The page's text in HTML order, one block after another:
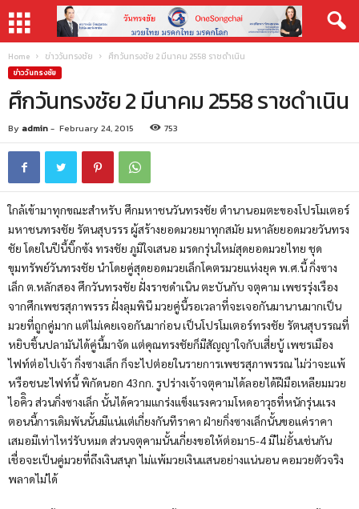
Home ข่าววันทรงชัย ศึกวันทรงชัย 2 มีนาคม 2558 ราชดำเนิน
ข่าววันทรงชัย
ศึกวันทรงชัย 2 มีนาคม 2558 ราชดำเนิน
By admin- February 24, 2015 753
ใกล้เข้ามาทุกขณะสำหรับ ศึกมหาชนวันทรงชัย ตำนานอมตะของโปรโมเตอร์
มหาชนทรงชัย รัตนสุบรรร ผู้สร้างยอดมวยมาทุกสมัย มหาลัยยอดมวยวันทรง
ชัย โดยในปีนี้บิ๊กซ้ง ทรงชัย ภูมิใจเสนอ มรดกรุ่นใหม่สุดยอดมวยไทย ชุด
ขุมทรัพย์วันทรงชัย นำโดยคู่สุดยอดมวยเล็กโคตรมวยแห่งยุค พ.ศ.นี้ กิ่งซาง
เล็ก ต.หลักสอง ศึกวันทรงชัย ฝั่งราชดำเนิน ตะบันกับ จตุคาม เพชรรุ่งเรือง
จากศึกเพชรสุภาพรรร ฝั่งลุมพินี มวยคู่นี้รอเวลาที่จะเจอกันมานานมากเป็น
มวยที่ถูกคู่มาก แต่ไม่เคยเจอกันมาก่อน เป็นโปรโมเตอร์ทรงชัย รัตนสุบรรณที่
หยิบชิ้นปลามันได้คู่นี้มาจัด แต่คุณทรงชัยก็มีสัญญาใจกับเสี่ยบู้ เพชรเมือง
ไฟท์ต่อไปเจ้า กิ่งซางเล็ก ก็จะไปต่อยในรายการเพชรสุภาพรรณ ไม่ว่าจะแพ้
หรือชนะไฟท์นี้ พิกัดนอก 43กก. รูปร่างเจ้าจตุคามได้ลอยได้ฝีมือเหลียมมวย
ไอคิิว ส่วนกิ่งซางเล็ก นั้นได้ความแกร่งแข็งแรงความโหดอาวุธที่หนักรุ่นแรง
ตอนนี้การเดิมพันนั้นมีแน่แต่เกี่ยงกันทีราคา ฝ่ายกิ่งซางเล็กนั้นขอแค่ราคา
เสมอมีเท่าไหร่รับหมด ส่วนจตุคามนั้นเกี่ยงขอให้ต่อมา5-4 มีไม่อั้นเช่นกัน
เชื่อจะเป็นคู่มวยที่ถึงเงินสนุก ไม่แพ้มวยเงินแสนอย่างแน่นอน คอมวยตัวจริง
พลาดไม่ได้